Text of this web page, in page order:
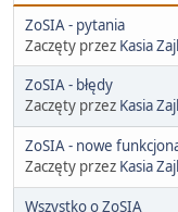
ZoSIA - pytania
Zaczęty przez Kasia
ZoSIA - błędy
Zaczęty przez Kasia
ZoSIA - nowe
Zaczęty przez Kasia
Wszystko o ZoSIA